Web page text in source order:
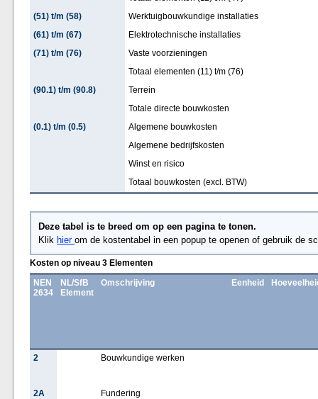
(51) t/m (58)
Werktuigbouwkundige installaties
(61) t/m (67)
Elektrotechnische installaties
(71) t/m (76)
Vaste voorzieningen
Totaal elementen (11) t/m (76)
(90.1) t/m (90.8)
Terrein
Totale directe bouwkosten
(0.1) t/m (0.5)
Algemene bouwkosten
Algemene bedrijfskosten
Winst en risico
Totaal bouwkosten (excl. BTW)
Deze tabel is te breed om op een pagina te tonen.
Klik hier om de kostentabel in een popup te openen of gebruik de
Kosten op niveau 3 Elementen
NEN
2634
NL/SfB
Element
Omschrijving Eenheid
2 Bouwkundige werken
2A
Fundering